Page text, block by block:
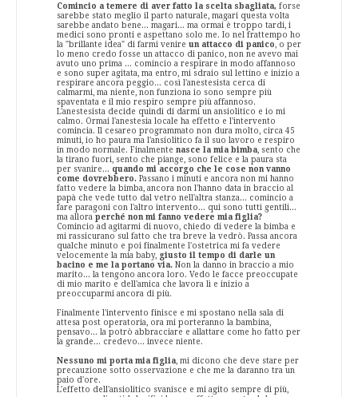
Comincio a temere di aver fatto la scelta sbagliata, forse
sarebbe stato meglio il parto naturale, magari questa volta
sarebbe andato bene... magari... ma ormai è troppo tardi, i
medici sono pronti e aspettano solo me. Io nel frattempo ho
la "brillante idea" di farmi venire un attacco di panico , o per
lo meno credo fosse un attacco di panico, non ne avevo mai
avuto uno prima ... comincio a respirare in modo affannoso
e sono super agitata, ma entro, mi sdraio sul lettino e inizio a
respirare ancora peggio... così l'anestesista cerca di
calmarmi, ma niente, non funziona io sono sempre più
spaventata e il mio respiro sempre più affannoso.
L'anestesista decide quindi di darmi un ansiolitico e io mi
calmo. Ormai l'anestesia locale ha effetto e l'intervento
comincia. Il cesareo programmato non dura molto, circa 45
minuti, io ho paura ma l'ansiolitico fa il suo lavoro e respiro
in modo normale. Finalmente nasce la mia bimba , sento che
la tirano fuori, sento che piange, sono felice e la paura sta
per svanire... quando mi accorgo che le cose non vanno
come dovrebbero. Passano i minuti e ancora non mi hanno
fatto vedere la bimba, ancora non l'hanno data in braccio al
papà che vede tutto dal vetro nell'altra stanza... comincio a
fare paragoni con l'altro intervento... qui sono tutti gentili...
ma allora perché non mi fanno vedere mia figlia?
Comincio ad agitarmi di nuovo, chiedo di vedere la bimba e
mi rassicurano sul fatto che tra breve la vedrò. Passa ancora
qualche minuto e poi finalmente l'ostetrica mi fa vedere
velocemente la mia baby, giusto il tempo di darle un
bacino e me la portano via. Non la danno in braccio a mio
marito... la tengono ancora loro. Vedo le facce preoccupate
di mio marito e dell'amica che lavora lì e inizio a
preoccuparmi ancora di più.
Finalmente l'intervento finisce e mi spostano nella sala di
attesa post operatoria, ora mi porteranno la bambina,
pensavo... la potrò abbracciare e allattare come ho fatto per
la grande... credevo... invece niente.
Nessuno mi porta mia figlia , mi dicono che deve stare per
precauzione sotto osservazione e che me la daranno tra un
paio d'ore.
L'effetto dell'ansiolitico svanisce e mi agito sempre di più,